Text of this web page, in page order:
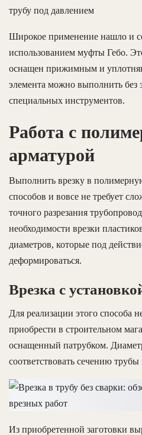
трубу под давлением
Широкое применение нашло и
использованием муфты Гебо.
оснащен прижимным и
элемента можно выполнить без
специальных инструментов.
Работа с
арматурой
Выполнить врезку в
способов и вовсе не требует
точного разрезания
необходимости врезки
диаметров, которые под
деформироваться.
Врезка с
Для реализации этого способа
приобрести в строительном
оснащенный патрубком.
соответствовать сечению
Из приобретенной заготовки